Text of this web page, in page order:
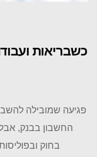
כשבריאות
פגיעה שמובילה
החשבון בבנק, אבל
בחוק